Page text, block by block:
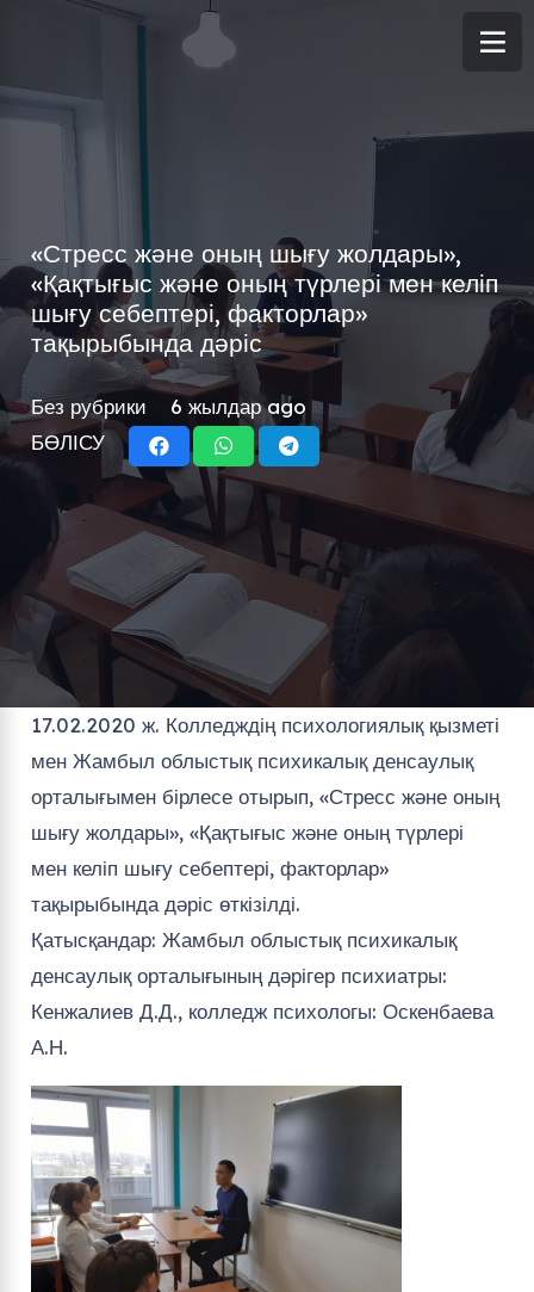
«Стресс және оның шығу жолдары»,
«Қақтығыс және оның түрлері мен келіп
шығу себептері, факторлар»
тақырыбында дәріс
Без рубрики
6 жылдар ago
БӨЛІСУ
17.02.2020 ж. Колледждің психологиялық қызметі
мен Жамбыл облыстық психикалық денсаулық
орталығымен бірлесе отырып, «Стресс және оның
шығу жолдары», «Қақтығыс және оның түрлері
мен келіп шығу себептері, факторлар»
тақырыбында дәріс өткізілді.
Қатысқандар: Жамбыл облыстық психикалық
денсаулық орталығының дәрігер психиатры:
Кенжалиев Д.Д., колледж психологы: Оскенбаева
А.Н.